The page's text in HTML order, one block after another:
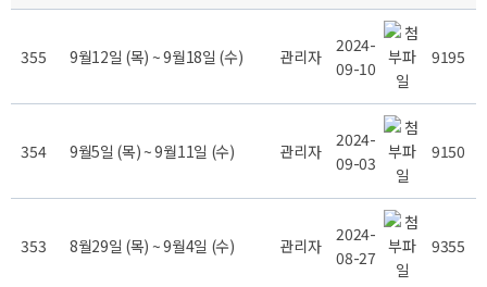
355 9월12일 (목) ~ 9월18일 (수) 관리자
2024-
09-10
9195
354 9월5일 (목) ~ 9월11일 (수) 관리자
2024-
09-03
9150
353 8월29일 (목) ~ 9월4일 (수) 관리자
2024-
08-27
9355